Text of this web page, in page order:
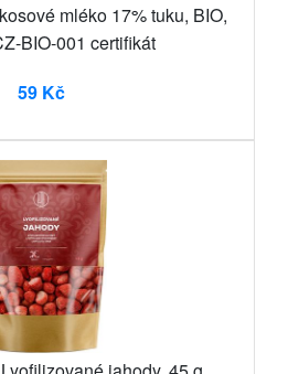
mléko 17% tuku, BIO,
BIO-001 certifikát
59 Kč